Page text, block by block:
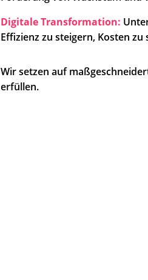
Digitale Transformation:
Effizienz zu steigern, Kosten
Wir setzen auf
erfüllen.